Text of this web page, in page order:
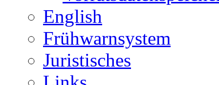
English
Frühwarnsystem
Juristisches